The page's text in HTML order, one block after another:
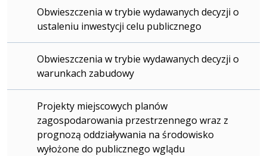
Obwieszczenia w trybie wydawanych decyzji o
ustaleniu inwestycji celu publicznego
Obwieszczenia w trybie wydawanych decyzji o
warunkach zabudowy
Projekty miejscowych planów
zagospodarowania przestrzennego wraz z
prognozą oddziaływania na środowisko
wyłożone do publicznego wglądu